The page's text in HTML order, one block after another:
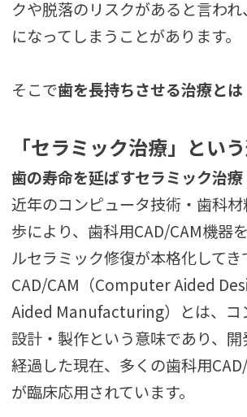
クや脱落のリスクがあると言わ
になってしまうことがあります。
そこで歯を長持ちさせる治療とは
「セラミック治療」とい
歯の寿命を延ばすセラミック治療
近年のコンピュータ技術・歯科
歩により、歯科用CAD/CAM機器
ルセラミック修復が本格化して
CAD/CAM（Computer Aided
Aided Manufacturing）とは、コ
設計・製作という意味であり、
経過した現在、多くの歯科用
が臨床応用されています。